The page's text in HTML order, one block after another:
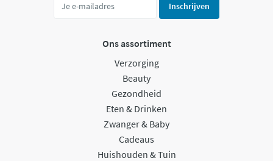
Inschrijven
Ons assortiment
Verzorging
Beauty
Gezondheid
Eten & Drinken
Zwanger & Baby
Cadeaus
Huishouden & Tuin